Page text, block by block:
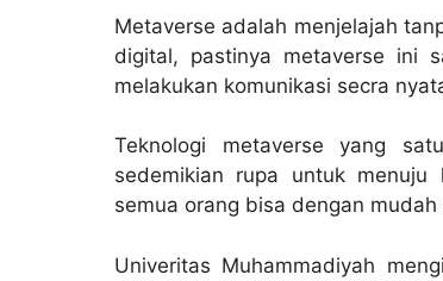
Metaverse adalah menjelajah
digital, pastinya metaverse ini
melakukan komunikasi secra
Teknologi metaverse yang
sedemikian rupa untuk
semua orang bisa dengan
Univeritas Muhammadiyah